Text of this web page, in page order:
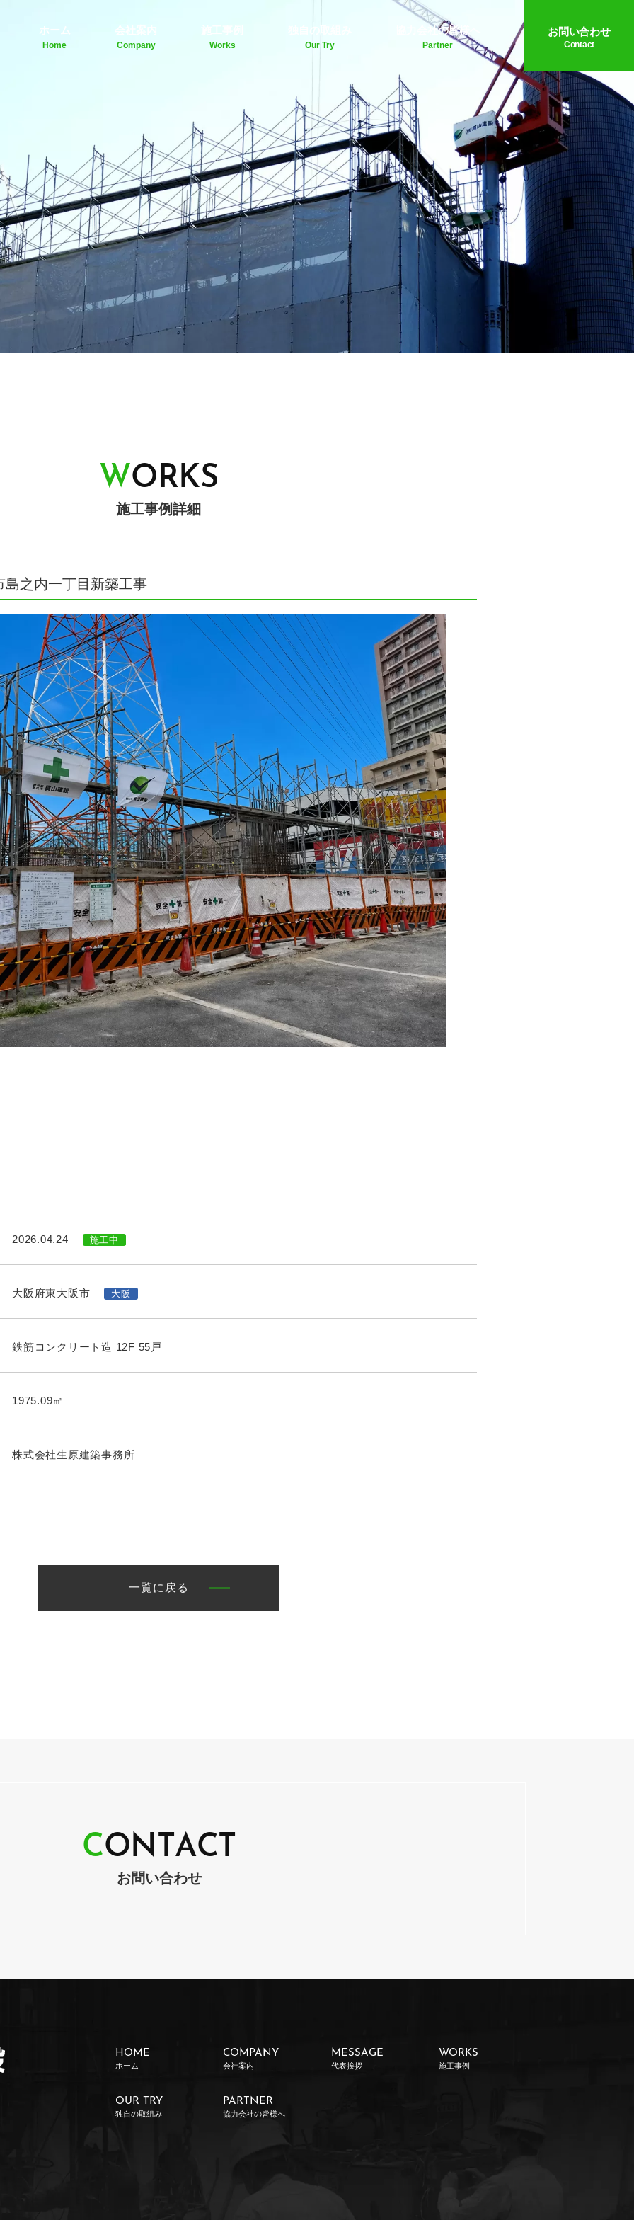
ホーム
Home
会社案内
Company
施工事例
Works
独自の取組み
Our Try
協力会社の皆様へ
Partner
お問い合わせ
Contact
WORKS
施工事例詳細
之内一丁目新築工事
2026.04.24 施工中
大阪府東大阪市 大阪
鉄筋コンクリート造 12F 55戸
1975.09㎡
株式会社生原建築事務所
一覧に戻る
CON T AC T
お問い合わせ
HOME
ホーム
COMPANY
会社案内
MESSAGE
代表挨拶
WORKS
施工事例
OUR TRY
独自の取組み
PARTNER
協力会社の皆様へ